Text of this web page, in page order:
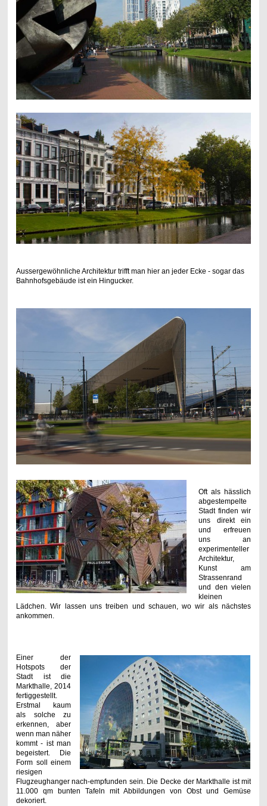
Aussergewöhnliche Architektur trifft man hier an jeder Ecke - sogar das
Bahnhofsgebäude ist ein Hingucker.
Oft als hässlich
abgestempelte
Stadt finden wir
uns direkt ein
und erfreuen
uns an
experimenteller
Architektur,
Kunst am
Strassenrand
und den vielen
kleinen
Lädchen. Wir lassen uns treiben und schauen, wo wir als nächstes
ankommen.
Einer der
Hotspots der
Stadt ist die
Markthalle, 2014
fertiggestellt.
Erstmal kaum
als solche zu
erkennen, aber
wenn man näher
kommt - ist man
begeistert. Die
Form soll einem
riesigen
Flugzeughanger nach-empfunden sein. Die Decke der Markthalle ist mit
11.000 qm bunten Tafeln mit Abbildungen von Obst und Gemüse
dekoriert.